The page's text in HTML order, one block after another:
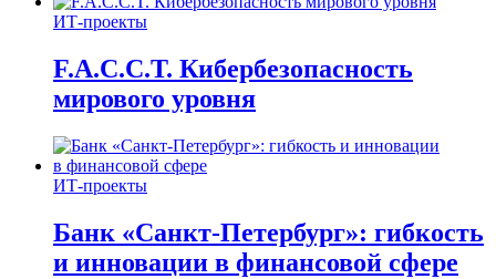
ИТ-проекты
F.A.C.C.T. Кибербезопасность
мирового уровня
ИТ-проекты
Банк «Санкт-Петербург»: гибкость
и инновации в финансовой сфере